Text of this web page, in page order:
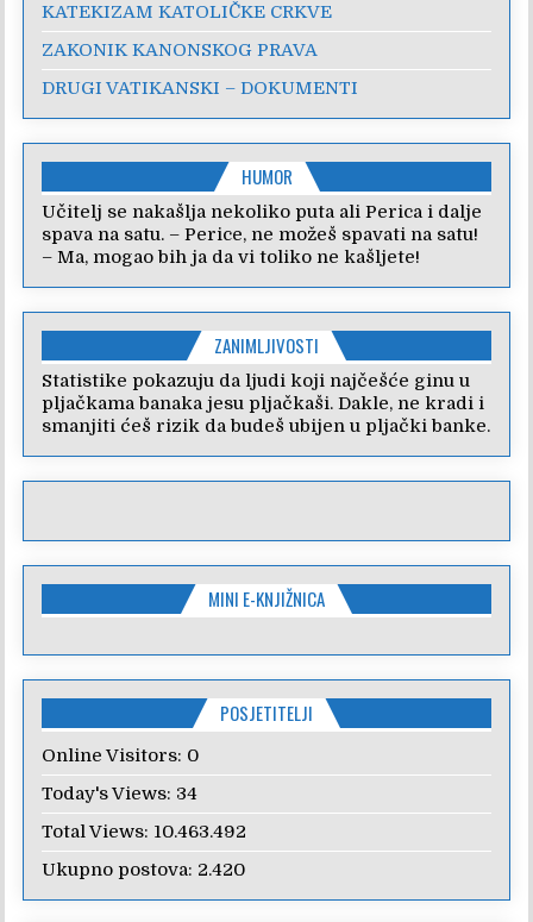
KATEKIZAM KATOLIČKE CRKVE
ZAKONIK KANONSKOG PRAVA
DRUGI VATIKANSKI – DOKUMENTI
HUMOR
Učitelj se nakašlja nekoliko puta ali Perica i dalje
spava na satu. – Perice, ne možeš spavati na satu!
– Ma, mogao bih ja da vi toliko ne kašljete!
ZANIMLJIVOSTI
Statistike pokazuju da ljudi koji najčešće ginu u
pljačkama banaka jesu pljačkaši. Dakle, ne kradi i
smanjiti ćeš rizik da budeš ubijen u pljački banke.
MINI E-KNJIŽNICA
POSJETITELJI
Online Visitors: 0
Today's Views: 34
Total Views: 10.463.492
Ukupno postova: 2.420